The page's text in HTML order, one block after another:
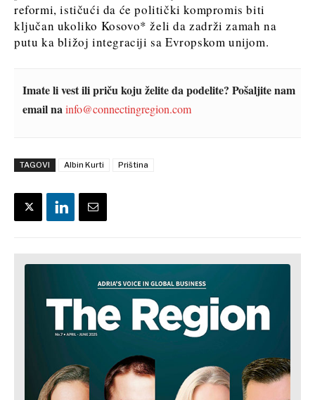
reformi, ističući da će politički kompromis biti
ključan ukoliko Kosovo* želi da zadrži zamah na
putu ka bližoj integraciji sa Evropskom unijom.
Imate li vest ili priču koju želite da podelite? Pošaljite nam
email nainfo@connectingregion.com
TAGOVI Albin Kurti Priština